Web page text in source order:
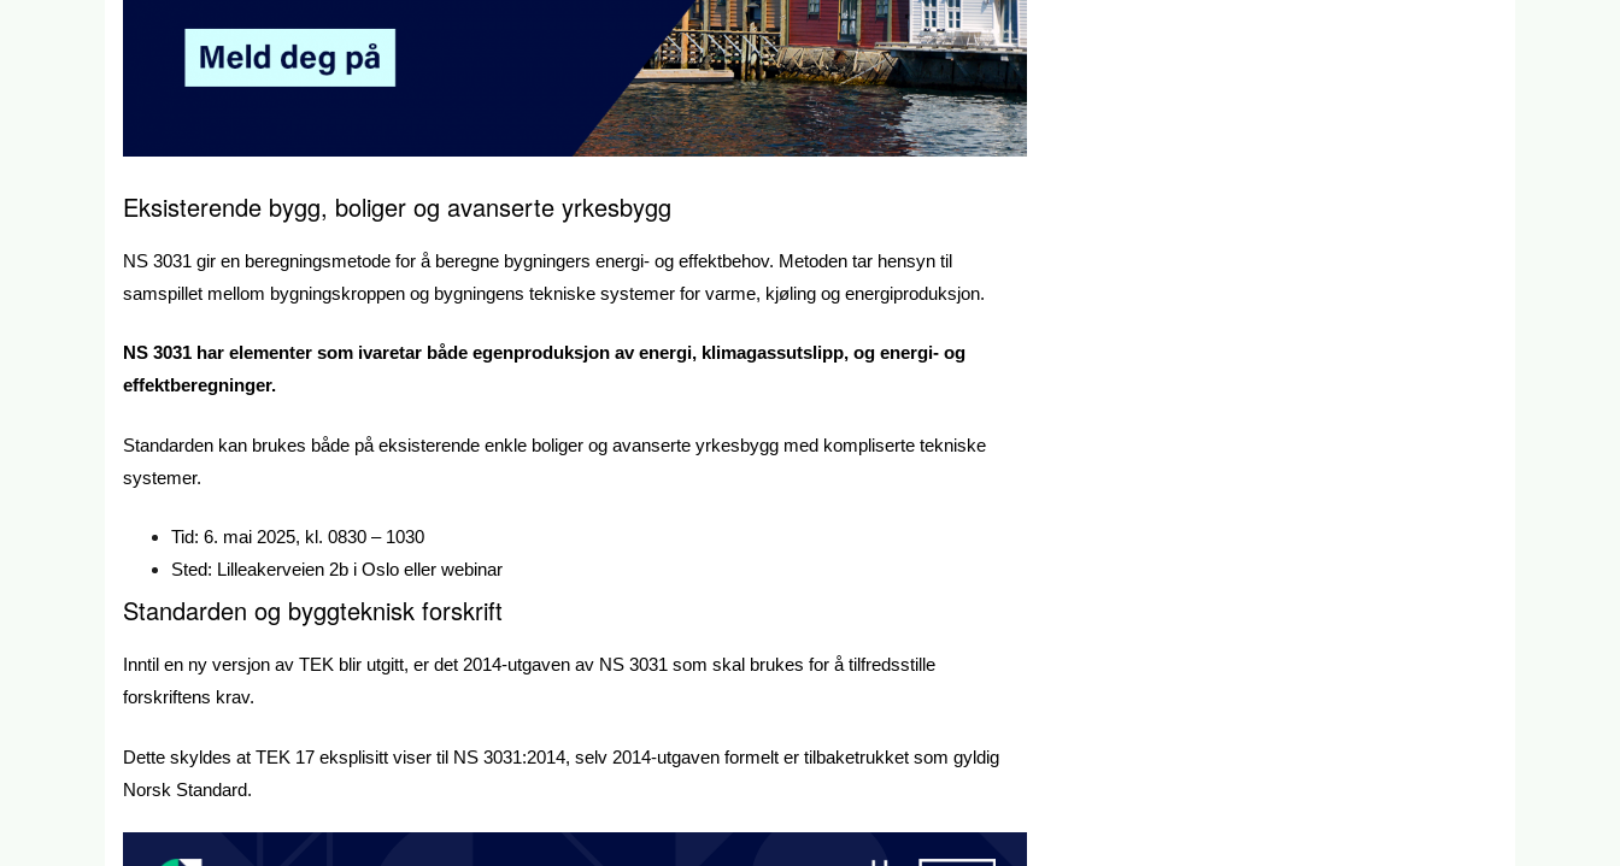
Eksisterende bygg, boliger og avanserte yrkesbygg
NS 3031 gir en beregningsmetode for å beregne bygningers energi- og effektbehov. Metoden tar hensyn til
samspillet mellom bygningskroppen og bygningens tekniske systemer for varme, kjøling og energiproduksjon.
NS 3031 har elementer som ivaretar både egenproduksjon av energi, klimagassutslipp, og energi- og
effektberegninger.
Standarden kan brukes både på eksisterende enkle boliger og avanserte yrkesbygg med kompliserte tekniske
systemer.
Tid: 6. mai 2025, kl. 0830 – 1030
Sted: Lilleakerveien 2b i Oslo eller webinar
Standarden og byggteknisk forskrift
Inntil en ny versjon av TEK blir utgitt, er det 2014-utgaven av NS 3031 som skal brukes for å tilfredsstille
forskriftens krav.
Dette skyldes at TEK 17 eksplisitt viser til NS 3031:2014, selv 2014-utgaven formelt er tilbaketrukket som gyldig
Norsk Standard.